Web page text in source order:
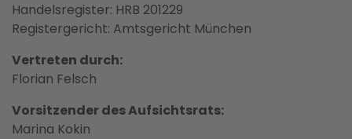
Handelsregister: HRB 201229
Registergericht: Amtsgericht München
Vertreten durch:
Florian Felsch
Vorsitzender des Aufsichtsrats:
Marina Kokin